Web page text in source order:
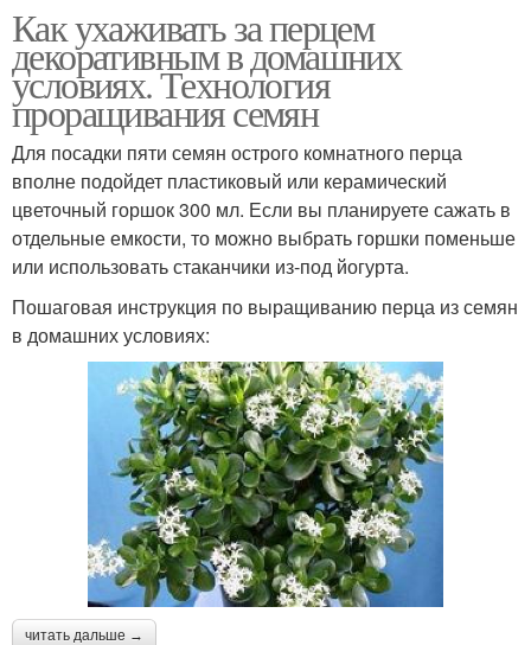
Как ухаживать за перцем
декоративным в домашних
условиях. Технология
проращивания семян
Для посадки пяти семян острого комнатного перца
вполне подойдет пластиковый или керамический
цветочный горшок 300 мл. Если вы планируете сажать в
отдельные емкости, то можно выбрать горшки поменьше
или использовать стаканчики из-под йогурта.
Пошаговая инструкция по выращиванию перца из семян
в домашних условиях:
читать дальше →